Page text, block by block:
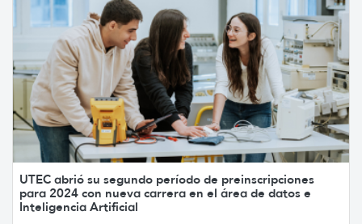
UTEC abrió su segundo período de preinscripciones
para 2024 con nueva carrera en el área de datos e
Inteligencia Artificial